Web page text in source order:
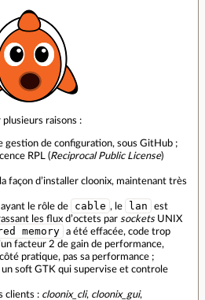
plusieurs raisons :
gestion de configuration, sous GitHub ;
RPL (Reciprocal Public License)
façon d’installer cloonix, maintenant très
le rôle de
cable , le lan
est
les flux d’octets par socketsUNIX
memory
a été effacée, code trop
facteur 2 de gain de performance,
pratique, pas sa performance ;
un soft GTK qui supervise et controle
clients : cloonix_cli, cloonix_gui,